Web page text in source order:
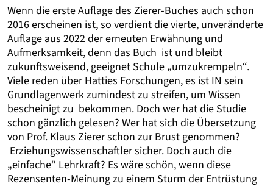
Wenn die erste Auflage des Zierer-Buches auch schon
2016 erscheinen ist, so verdient die vierte, unveränderte
Auflage aus 2022 der erneuten Erwähnung und
Aufmerksamkeit, denn das Buch ist und bleibt
zukunftsweisend, geeignet Schule „umzukrempeln“.
Viele reden über Hatties Forschungen, es ist IN sein
Grundlagenwerk zumindest zu streifen, um Wissen
bescheinigt zu bekommen. Doch wer hat die Studie
schon gänzlich gelesen? Wer hat sich die Übersetzung
von Prof. Klaus Zierer schon zur Brust genommen?
Erziehungswissenschaftler sicher. Doch auch die
„einfache“ Lehrkraft? Es wäre schön, wenn diese
Rezensenten-Meinung zu einem Sturm der Entrüstung